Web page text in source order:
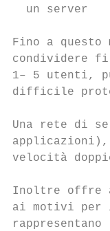
  un server
Fino a questo
condividere
1– 5 utenti,
difficile
Una rete di
velocità
Inoltre offre
ai motivi per